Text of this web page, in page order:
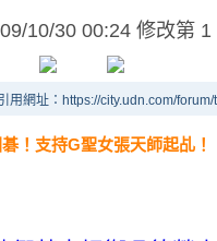
10/30 00:24 修改第 1
用網址：https://city.udn.com/
！支持G聖女張天師起乩！